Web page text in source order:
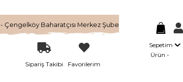
- Çengelköy Baharatçısı Merkez Şube
Sipariş Takibi Favorilerim
Sepetim
Ürün